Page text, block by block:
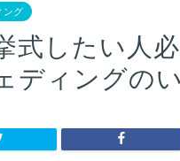
ング
式したい人
ディングの